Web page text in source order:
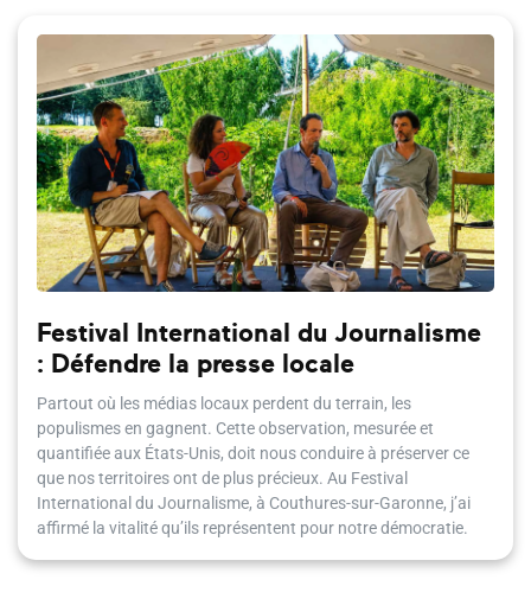
Festival International du Journalisme
: Défendre la presse locale
Partout où les médias locaux perdent du terrain, les
populismes en gagnent. Cette observation, mesurée et
quantifiée aux États-Unis, doit nous conduire à préserver ce
que nos territoires ont de plus précieux. Au Festival
International du Journalisme, à Couthures-sur-Garonne, j’ai
affirmé la vitalité qu’ils représentent pour notre démocratie.